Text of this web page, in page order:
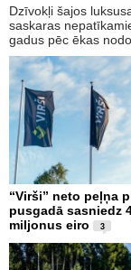
Dzīvokļi šajos
saskaras
gadus pēc ēkas
“Virši” neto peļņa
pusgadā sasniedz
miljonus eiro
3